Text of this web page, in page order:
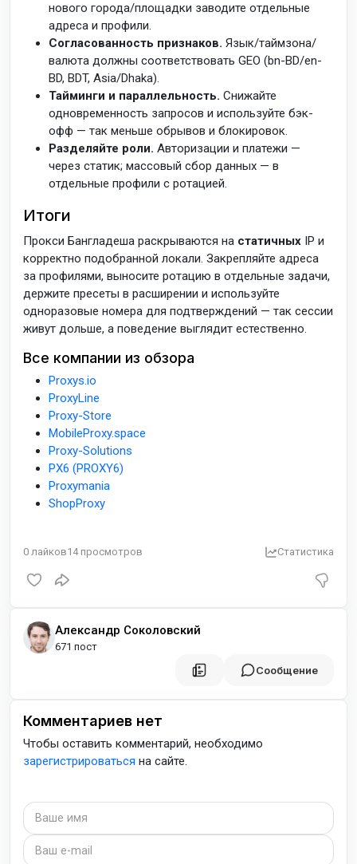
нового города/площадки заводите отдельные
адреса и профили.
Согласованность признаков. Язык/таймзона/
валюта должны соответствовать GEO (bn-BD/en-
BD, BDT, Asia/Dhaka).
Тайминги и параллельность. Снижайте
одновременность запросов и используйте бэк-
офф — так меньше обрывов и блокировок.
Разделяйте роли. Авторизации и платежи —
через статик; массовый сбор данных — в
отдельные профили с ротацией.
Итоги
Прокси Бангладеша раскрываются на статичных IP и
корректно подобранной локали. Закрепляйте адреса
за профилями, выносите ротацию в отдельные задачи,
держите пресеты в расширении и используйте
одноразовые номера для подтверждений — так сессии
живут дольше, а поведение выглядит естественно.
Все компании из обзора
Proxys.io
ProxyLine
Proxy-Store
MobileProxy.space
Proxy-Solutions
PX6 (PROXY6)
Proxymania
ShopProxy
0 лайков14просмотров Статистика
Александр Соколовский
671 пост
Сообщение
Комментариев нет
Чтобы оставить комментарий, необходимо
зарегистрироваться на сайте.